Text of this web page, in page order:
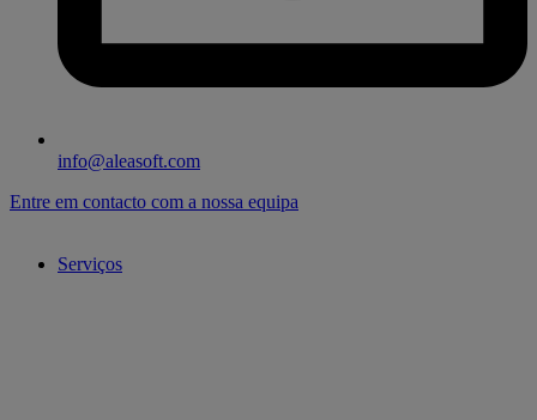
info@aleasoft.com
Entre em contacto com a nossa equipa
Serviços